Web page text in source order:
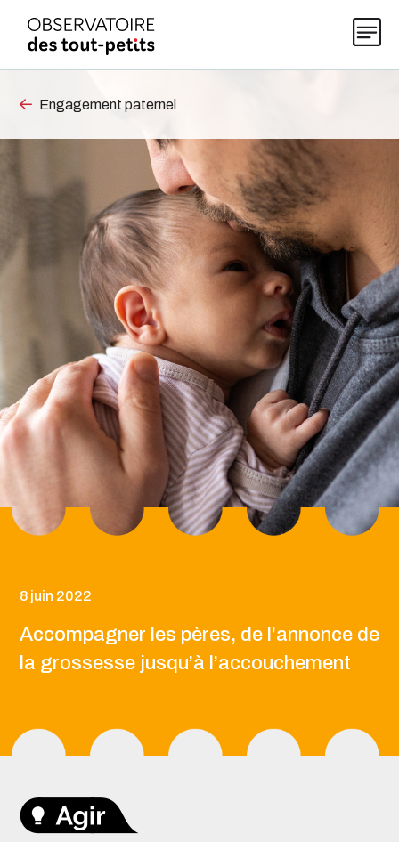
Thématiques
Explorer les données 0-5
Publications
Actualités
À propos
Engagement paternel
8 juin 2022
Accompagner les pères, de l’annonce de
la grossesse jusqu’à l’accouchement